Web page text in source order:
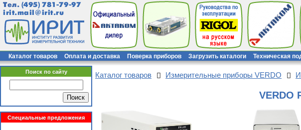
Тел. (495) 781-79-97
irit.mail@irit.ru
Каталог товаров Оплата и доставка Поверка приборов Загрузить каталоги Техническая
Поиск по сайту
Специальные предложения
Каталог товаров Измерительные приборы VERDO
VERDO